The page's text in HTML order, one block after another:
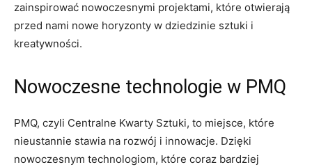
zainspirować nowoczesnymi projektami,‌ które otwierają
przed nami nowe horyzonty w dziedzinie sztuki i
kreatywności.
Nowoczesne ‍technologie ‍w​ PMQ
PMQ, czyli Centralne Kwarty Sztuki, to miejsce, które
nieustannie stawia na rozwój i innowacje. Dzięki‌
nowoczesnym technologiom, ⁣które coraz bardziej⁣